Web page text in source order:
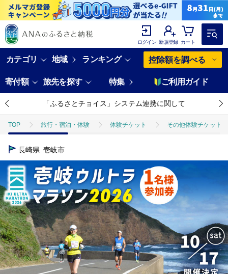
ログイン 新規登録 カート
カテゴリ 地域 ランキング 控除額を調べる
寄付額 旅先を探す 特集 ご利用ガイド
「ふるさとチョイス」システム連携に関して
TOP 旅行・宿泊・体験 体験チケット その他体験チケット
長崎県 壱岐市